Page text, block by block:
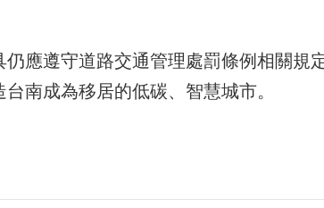
應遵守道路交通管理處罰條例相關規
南成為移居的低碳、智慧城市。